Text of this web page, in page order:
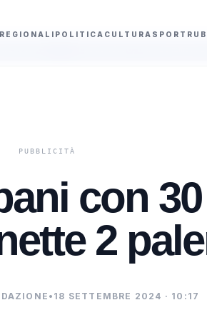
REGIONALI POLITICA CULTURA SPORT
con
2
• 18 SETTEMBRE 2024 · 10:17